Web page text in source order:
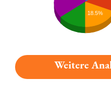
18.5%
Weitere